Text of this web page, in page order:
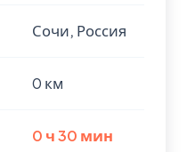
Сочи, Россия
0 км
0 ч 30 мин